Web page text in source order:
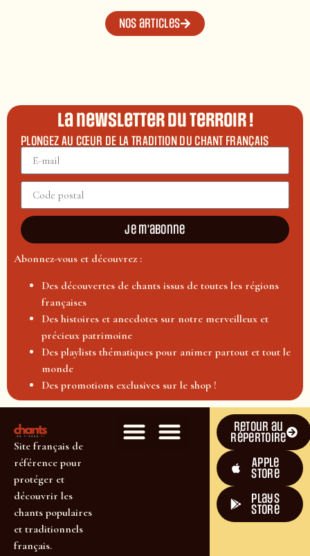
Nos articles
La newsletter du terroir !
PLONGEZ AU CŒUR DE LA TRADITION DU CHANT FRANÇAIS
Je m'abonne
Abonnez-vous et découvrez :
Des découvertes de chants issus de toutes les régions
françaises
Des histoires et anecdotes sur notre merveilleux et
précieux patrimoine
Des playlists thématiques pour animer partout et tout le
monde
Des promotions exclusives sur le shop !
Site français de
référence pour
protéger et
découvrir les
chants populaires
et traditionnels
français.
Retour au
répertoire
Apple
Store
plays
store